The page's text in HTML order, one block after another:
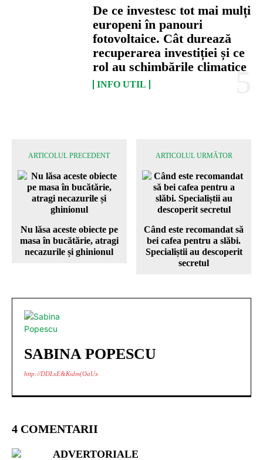
De ce investesc tot mai mulți
europeni în panouri
fotovoltaice. Cât durează
recuperarea investiției și ce
rol au schimbările climatice
INFO UTIL
ARTICOLUL PRECEDENT
Nu lăsa aceste obiecte pe
masa în bucătărie, atragi
necazurile și ghinionul
ARTICOLUL URMĂTOR
Când este recomandat să
bei cafea pentru a slăbi.
Specialiștii au descoperit
secretul
SABINA POPESCU
http://DDLxE&Kidm(OaUx
4 COMENTARII
ADVERTORIALE